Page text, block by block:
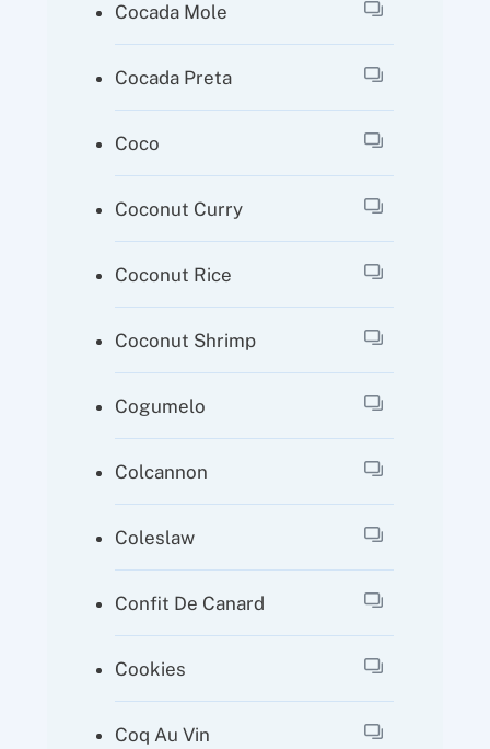
Cocada Mole
Cocada Preta
Coco
Coconut Curry
Coconut Rice
Coconut Shrimp
Cogumelo
Colcannon
Coleslaw
Confit De Canard
Cookies
Coq Au Vin